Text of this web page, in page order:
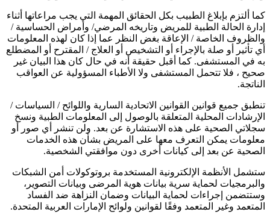
كما ألتزم بإبلاغ الطبيب بكل الحقائق المهمة التي يجب مراعاتها أثناء
إدارة الحالة الطبية للمريض وتاريخه المرضي/ وأمراض الحساسية /
والظروف الخاصة / الإعاقة بغض النظر عما إذا كان لهذه المعلومات
أي تأثير أو صلة بالإجراء أو التشخيص أو العلاج / المقترح أو المضطلع
به في المستشفى. كما أقبل حقيقة أنه في حال كان هذا البيان غير
صحيح ، فلا تتحمل المستشفى ولا الأطباء المسؤولية عن العواقب
الناتجة.
تنطبق جميع قوانين القوانين الاتحادية السارية واللوائح / السياسات /
الإرشادات المحلية المتعلقة بالوصول إلى المعلومات الطبية ونسخ
سجلاتي الصحية على هذه الاستشارة عن بعد. ولن تنشر أي صور أو
معلومات يمكن التعرف معها على المريض بشأن هذه الخدمات
الصحية عن بعد إلى كيانات أخرى دون موافقتي الشخصية.
ستشمل الأنظمة الإلكترونية المستخدمة بروتوكولات أمن الشبكات
والبرمجيات لحماية سرية بيانات هوية المرضى وبيانات التصوير،
وستتضمن إجراءات لحماية البيانات وضمان النزاهة ضد الفساد
المتعمد وغير المتعمد وفقًا لقوانين ولوائح الإمارات العربية المتحدة.